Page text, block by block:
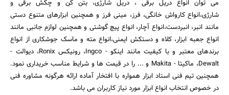
می توان انواع دریل برقی ، دریل شارژی، بتن کن و چکش برقی و
شارژی،انواع کارواش خانگی، فرز، مینی فرز و همچنین ابزارهای متنوع دستی
مانند انبر، انبردست،انواع آچار، انواع پیچ گوشتی و همچنین لوازم جانبی مانند
انواع جعبه ابزار، کلاه و دستکش ایمنی،انواع مته و ماسک جوشکاری از انواع
برندهای معتبر و با کیفیت مانند اینکو - Ingco، رونیکس Ronix، دیوالت -
Dewalt، ماکیتا - Makita و ... را در قیمت ها و شرایط مناسب خریداری نمود.
همچنین تیم فنی استاد ابزار همواره با افتخار آماده ارائه هرگونه مشاوره فنی
در خصوص انتخاب انواع ابزار مورد نیاز کاربران می باشد.